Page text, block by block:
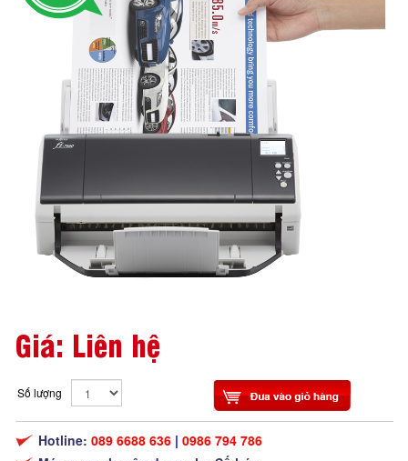
Giá: Liên hệ
Số lượng
Hotline: 089 6688 636 | 0986 794 786